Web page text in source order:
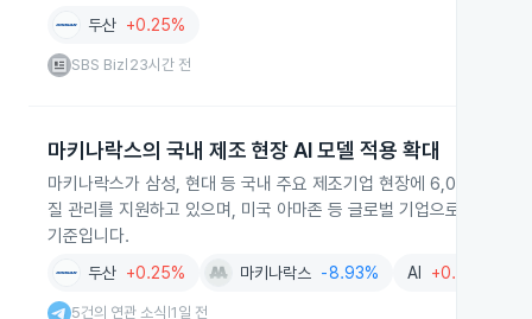
두산 +0.25%
SBS Biz 23시간 전
마키나락스의 국내 제조 현장 AI 모델 적용 확대
마키나락스가 삼성, 현대 등 국내 주요 제조기업 현장에 6,000개 이
질 관리를 지원하고 있으며, 미국 아마존 등 글로벌 기업으로부터
기준입니다.
두산 +0.25% 마키나락스 -8.93% AI +0.01%
5건의 연관 소식 1일 전